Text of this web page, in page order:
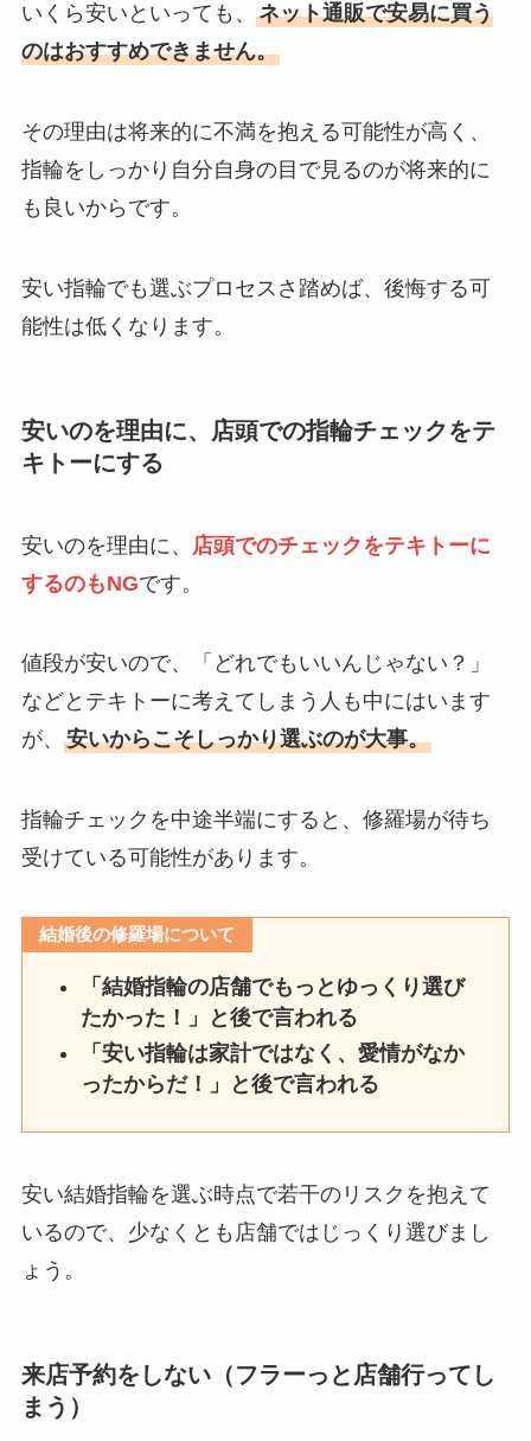
いくら安いといっても、 ネット通販で安易に買う
のはおすすめできません。
その理由は将来的に不満を抱える可能性が高く、
指輪をしっかり自分自身の目で見るのが将来的に
も良いからです。
安い指輪でも選ぶプロセスさ踏めば、後悔する可
能性は低くなります。
安いのを理由に、店頭での指輪チェックをテ
キトーにする
安いのを理由に、
店頭でのチェックをテキトーに
するのもNGです。
値段が安いので、「どれでもいいんじゃない？」
などとテキトーに考えてしまう人も中にはいます
が、 安いからこそしっかり選ぶのが大事。
指輪チェックを中途半端にすると、修羅場が待ち
受けている可能性があります。
結婚後の修羅場について
「結婚指輪の店舗でもっとゆっくり選び
たかった！」と後で言われる
「安い指輪は家計ではなく、愛情がなか
ったからだ！」と後で言われる
安い結婚指輪を選ぶ時点で若干のリスクを抱えて
いるので、少なくとも店舗ではじっくり選びまし
ょう。
来店予約をしない（フラーっと店舗行ってし
まう）